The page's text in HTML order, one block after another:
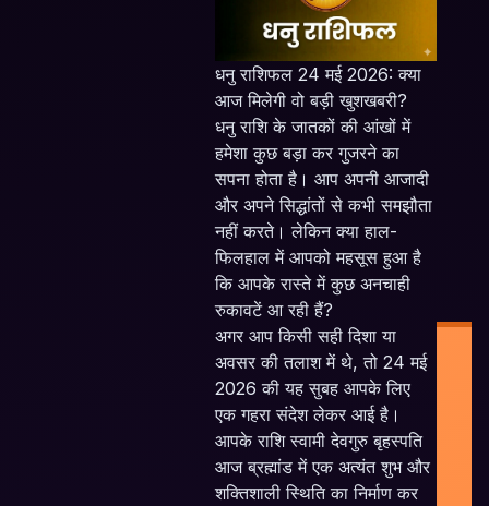
धनु राशिफल 24 मई 2026: क्या
आज मिलेगी वो बड़ी खुशखबरी?
धनु राशि के जातकों की आंखों में
हमेशा कुछ बड़ा कर गुजरने का
सपना होता है। आप अपनी आजादी
और अपने सिद्धांतों से कभी समझौता
नहीं करते। लेकिन क्या हाल-
फिलहाल में आपको महसूस हुआ है
कि आपके रास्ते में कुछ अनचाही
रुकावटें आ रही हैं?
अगर आप किसी सही दिशा या
अवसर की तलाश में थे, तो 24 मई
2026 की यह सुबह आपके लिए
एक गहरा संदेश लेकर आई है।
आपके राशि स्वामी देवगुरु बृहस्पति
आज ब्रह्मांड में एक अत्यंत शुभ और
शक्तिशाली स्थिति का निर्माण कर